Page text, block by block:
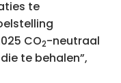
te
CO2-neutraal
te behalen”,